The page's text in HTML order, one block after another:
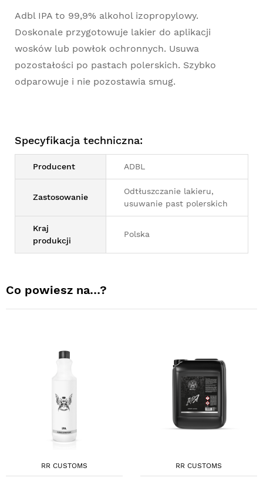
Adbl IPA to 99,9% alkohol izopropylowy.
Doskonale przygotowuje lakier do aplikacji
wosków lub powłok ochronnych. Usuwa
pozostałości po pastach polerskich. Szybko
odparowuje i nie pozostawia smug.
Specyfikacja techniczna:
Producent ADBL
Zastosowanie
Odtłuszczanie lakieru,
usuwanie past polerskich
Kraj
produkcji
Polska
Co powiesz na…?
RR CUSTOMS RR CUSTOMS